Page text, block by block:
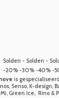
Solden - Solden -
-20% -30% -40% -
is
Senso, K-design,
Mi, Green Ice, Rino &